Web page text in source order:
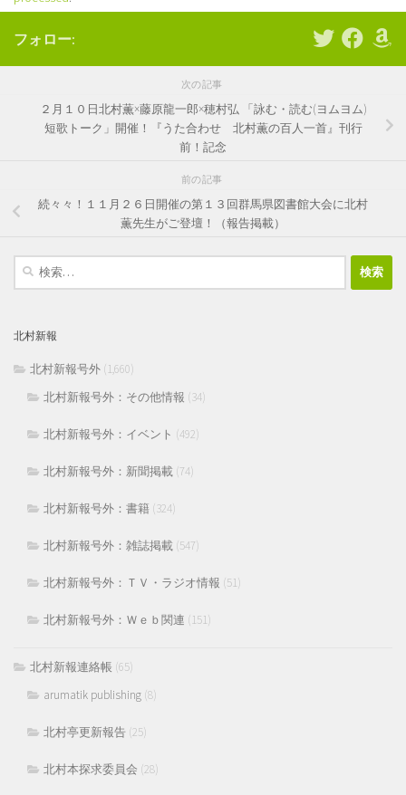
フォロー:
次の記事
２月１０日北村薫×藤原龍一郎×穂村弘 「詠む・読む(ヨムヨム)
短歌トーク」開催！『うた合わせ 北村薫の百人一首』刊行
前！記念
前の記事
続々々！１１月２６日開催の第１３回群馬県図書館大会に北村
薫先生がご登壇！（報告掲載）
検
北村新報
北村新報号外 (1,660)
北村新報号外：その他情報 (34)
北村新報号外：イベント (492)
北村新報号外：新聞掲載 (74)
北村新報号外：書籍 (324)
北村新報号外：雑誌掲載 (547)
北村新報号外：ＴＶ・ラジオ情報 (51)
北村新報号外：Ｗｅｂ関連 (151)
北村新報連絡帳 (65)
arumatik publishing (8)
北村亭更新報告 (25)
北村本探求委員会 (28)